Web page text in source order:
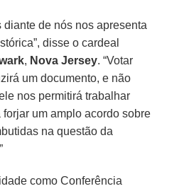
diante de nós nos apresenta
disse o cardeal
, Nova Jersey. “Votar
um documento, e não
nos permitirá trabalhar
um amplo acordo sobre
na questão da
como Conferência